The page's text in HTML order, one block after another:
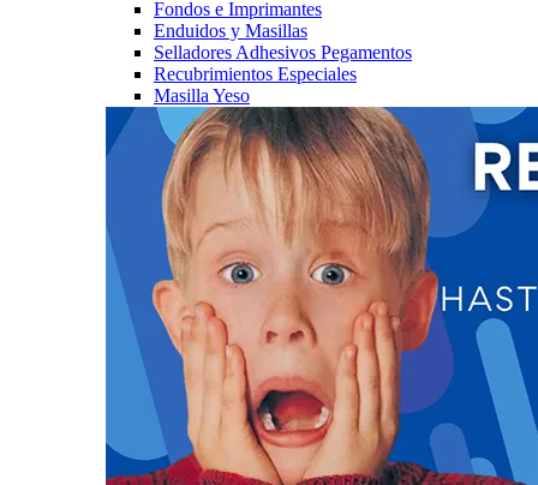
Fondos e Imprimantes
Enduidos y Masillas
Selladores Adhesivos Pegamentos
Recubrimientos Especiales
Masilla Yeso